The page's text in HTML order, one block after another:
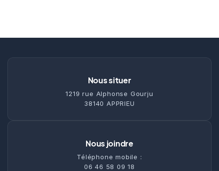
Nous situer
1219 rue Alphonse Gourju
38140 APPRIEU
Nous joindre
Téléphone mobile :
06 46 58 09 18